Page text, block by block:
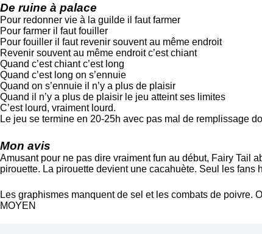
De ruine à palace
Pour redonner vie à la guilde il faut farmer
Pour farmer il faut fouiller
Pour fouiller il faut revenir souvent au même endroit
Revenir souvent au même endroit c’est chiant
Quand c’est chiant c’est long
Quand c’est long on s’ennuie
Quand on s’ennuie il n’y a plus de plaisir
Quand il n’y a plus de plaisir le jeu atteint ses limites
C’est lourd, vraiment lourd.
Le jeu se termine en 20-25h avec pas mal de remplissage
Mon avis
Amusant pour ne pas dire vraiment fun au début, Fairy Tail
pirouette. La pirouette devient une cacahuète. Seul les
Les graphismes manquent de sel et les combats de poivre.
MOYEN